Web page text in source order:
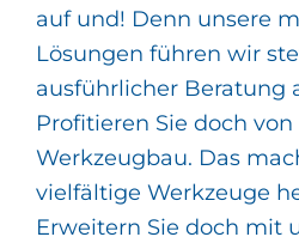
auf und! Denn unsere
Lösungen führen wir
ausführlicher Beratung
Profitieren Sie doch
Werkzeugbau. Das
vielfältige Werkzeuge
Erweitern Sie doch mit